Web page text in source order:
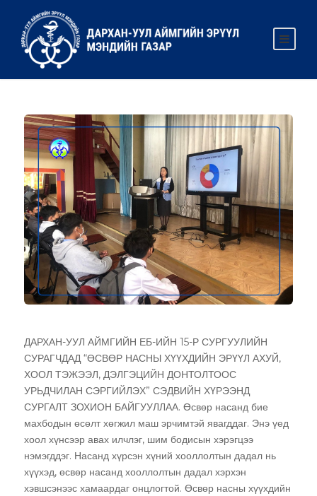
ДАРХАН-УУЛ АЙМГИЙН ЕБ-ИЙН 15-Р СУРГУУЛИЙН
СУРАГЧДАД “ӨСВӨР НАСНЫ ХҮҮХДИЙН ЭРҮҮЛ АХУЙ,
ХООЛ ТЭЖЭЭЛ, ДЭЛГЭЦИЙН ДОНТОЛТООС
УРЬДЧИЛАН СЭРГИЙЛЭХ” СЭДВИЙН ХҮРЭЭНД
СУРГАЛТ ЗОХИОН БАЙГУУЛЛАА. Өсвөр насанд бие
махбодын өсөлт хөгжил маш эрчимтэй явагддаг. Энэ үед
хоол хүнсээр авах илчлэг, шим бодисын хэрэгцээ
нэмэгддэг. Насанд хүрсэн хүний хооллолтын дадал нь
хүүхэд, өсвөр насанд хооллолтын дадал хэрхэн
хэвшсэнээс хамаардаг онцлогтой. Өсвөр насны хүүхдийн